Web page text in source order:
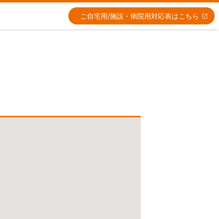
ご自宅用/施設・病院用対応表はこちら